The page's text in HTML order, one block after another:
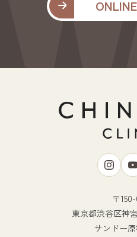
〒
東京都渋谷区神
サンドー